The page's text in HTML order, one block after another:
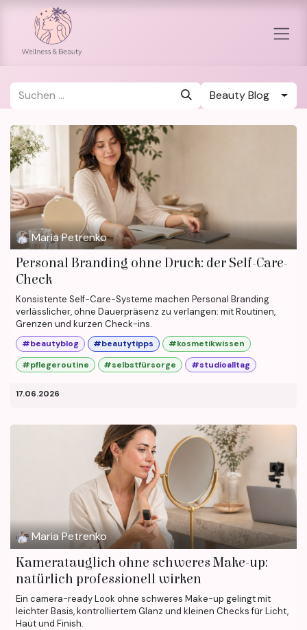
Zum Inhalt springen
Beauty Blog
Maria Petrenko
Personal Branding ohne Druck: der Self-Care-
Check
Konsistente Self-Care-Systeme machen Personal Branding
verlässlicher, ohne Dauerpräsenz zu verlangen: mit Routinen,
Grenzen und kurzen Check-ins.
#beautyblog #beautytipps
#kosmetikwissen
#pflegeroutine
#selbstfürsorge #studioalltag
17.06.2026
Maria Petrenko
Kameratauglich ohne schweres Make-up:
natürlich professionell wirken
Ein camera-ready Look ohne schweres Make-up gelingt mit
leichter Basis, kontrolliertem Glanz und kleinen Checks für Licht,
Haut und Finish.